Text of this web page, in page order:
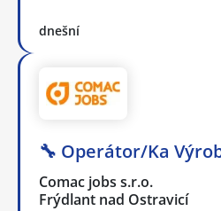
dnešní
🔧 Operátor/Ka
Comac jobs s.r.o.
Frýdlant nad Ostravicí